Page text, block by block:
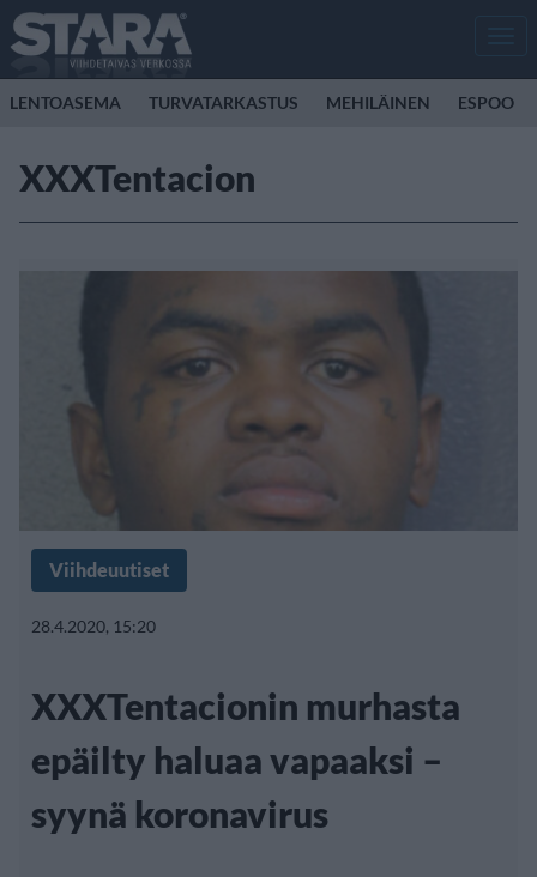
LENTOASEMA TURVATARKASTUS MEHILÄINEN ESPOO
XXXTentacion
Viihdeuutiset
28.4.2020, 15:20
XXXTentacionin murhasta
epäilty haluaa vapaaksi –
syynä koronavirus